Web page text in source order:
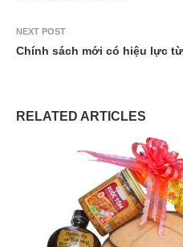
NEXT POST
Chính sách mới có hiệu lực
RELATED ARTICLES